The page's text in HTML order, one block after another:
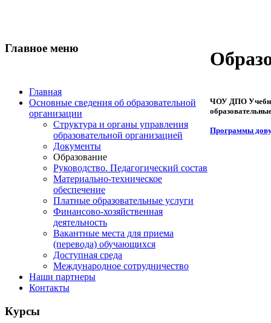
Главное меню
Главная
Основные сведения об образовательной
организации
Структура и органы управления
образовательной организацией
Документы
Образование
Руководство. Педагогический состав
Материально-техническое
обеспечение
Платные образовательные услуги
Финансово-хозяйственная
деятельность
Вакантные места для приема
(перевода) обучающихся
Доступная среда
Международное сотрудничество
Наши партнеры
Контакты
Курсы
ЧОУ ДПО
Программы